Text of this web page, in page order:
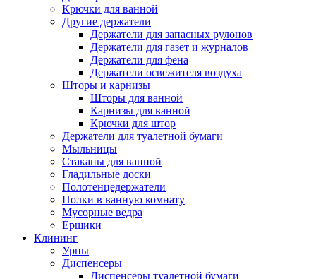
Крючки для ванной
Другие держатели
Держатели для запасных рулонов
Держатели для газет и журналов
Держатели для фена
Держатели освежителя воздуха
Шторы и карнизы
Шторы для ванной
Карнизы для ванной
Крючки для штор
Держатели для туалетной бумаги
Мыльницы
Стаканы для ванной
Гладильные доски
Полотенцедержатели
Полки в ванную комнату
Мусорные ведра
Ершики
Клининг
Урны
Диспенсеры
Диспенсеры туалетной бумаги